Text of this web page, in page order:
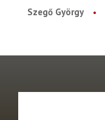
Szegő György